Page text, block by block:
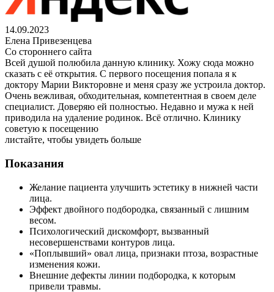
14.09.2023
Елена Привезенцева
Со стороннего сайта
Всей душой полюбила данную клинику. Хожу сюда можно
сказать с её открытия. С первого посещения попала я к
доктору Марии Викторовне и меня сразу же устроила доктор.
Очень вежливая, обходительная, компетентная в своем деле
специалист. Доверяю ей полностью. Недавно и мужа к ней
приводила на удаление родинок. Всё отлично. Клинику
советую к посещению
листайте, чтобы увидеть больше
Показания
Желание пациента улучшить эстетику в нижней части
лица.
Эффект двойного подбородка, связанный с лишним
весом.
Психологический дискомфорт, вызванный
несовершенствами контуров лица.
«Поплывший» овал лица, признаки птоза, возрастные
изменения кожи.
Внешние дефекты линии подбородка, к которым
привели травмы.